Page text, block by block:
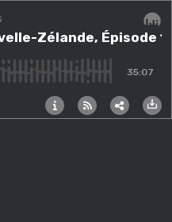
: Nouvelle-Zélande, Épisode 1
Zélande, Épisode 1
35:07